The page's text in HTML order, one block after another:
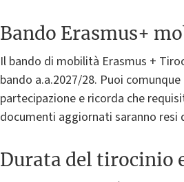
Bando Erasmus+
Il bando di mobilità Erasmus +
bando a.a.2027/28. Puoi
partecipazione e ricorda che
documenti aggiornati saranno resi
Durata del tirocinio